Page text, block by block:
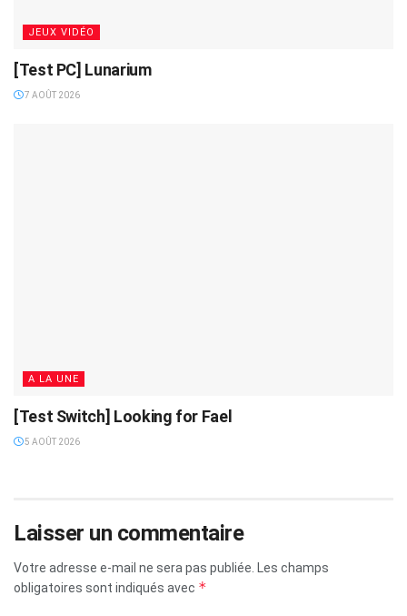
JEUX VIDÉO
[Test PC] Lunarium
7 AOÛT 2026
A LA UNE
[Test Switch] Looking for Fael
5 AOÛT 2026
Laisser un commentaire
Votre adresse e-mail ne sera pas publiée. Les champs
obligatoires sont indiqués avec *